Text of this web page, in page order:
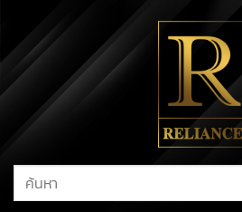
Search
for: